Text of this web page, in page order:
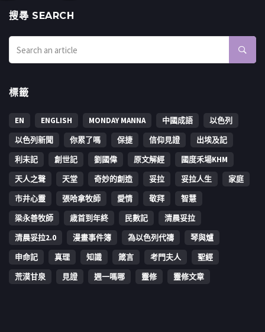
搜㝷 SEARCH
標籤
EN ENGLISH MONDAY MANNA 中國成語
以色列
以色列新聞
你累了嗎 保捷 信仰見證
出埃及記
利未記
創世記 劉國偉 原文解經
國度禾場KHM
天人之聲
天堂 奇妙的創造 妥拉 妥拉人生
家庭
市井心靈
張哈拿牧師 愛情 敬拜
智慧
梁永善牧師
歳首到年終 民數記
清晨妥拉
清晨妥拉2.0
漫畫事件簿 為以色列代禱
琴與爐
申命記
真理 知識 箴言 考門夫人
聖經
荒漠甘泉
見證 週一嗎哪 靈修 靈修文章